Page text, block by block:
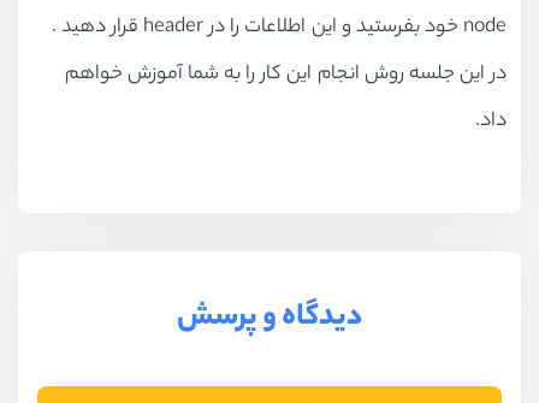
node خود بفرستید و این اطلاعات را در header قرار دهید .
در این جلسه روش انجام این کار را به شما آموزش خواهم
داد.
دیدگاه و پرسش